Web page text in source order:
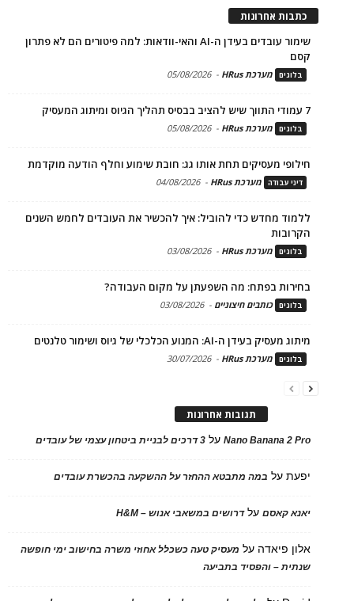
כתבות אחרונות
שימור עובדים בעידן ה-AI והאי-וודאות: למה פיטורים הם לא פתרון
קסם
בלוגים מערכת HRus -
05/08/2026
7 עמודי התווך שיש להציב בבסיס תהליך הגיוס ומיתוג המעסיק
בלוגים מערכת HRus -
05/08/2026
חילופי מעסיקים תחת אותו גג: חובת שימוע וחלף הודעה מוקדמת
דיני עבודה מערכת HRus -
04/08/2026
ללמוד מחדש כדי להוביל: איך להכשיר את העובדים לחמש השנים
הקרובות
בלוגים מערכת HRus -
03/08/2026
בחירות בפתח: מה השפעתן על מקום העבודה?
בלוגים כותבים חיצוניים -
03/08/2026
מיתוג מעסיק בעידן ה-AI: המנוע הכלכלי של גיוס ושימור טלנטים
בלוגים מערכת HRus -
30/07/2026
תגובות אחרונות
Nano Banana 2 Proעל 3 דרכים לבניית ביטחון עצמי של עובדים
יפעתעל במה מתבטא ההחזר על ההשקעה בהכשרת עובדים
יאנא קאסםעלדרושים במשאבי אנוש – H&M
אלון פיאדה על מעסיק טעה כשכלל אחוזי משרה בחישוב ימי חופשה
שנתית – והפסיד בתביעה